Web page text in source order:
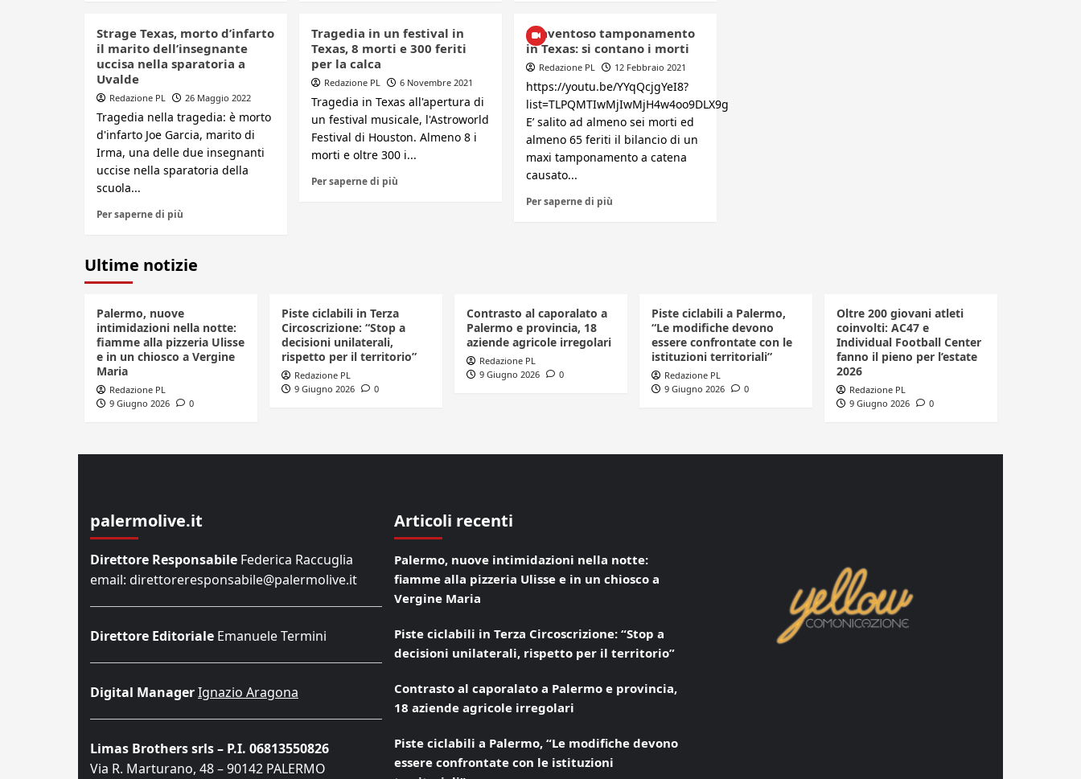
Strage Texas, morto d’infarto
il marito dell’insegnante
uccisa nella sparatoria a
Uvalde
Redazione PL 26 Maggio 2022
Tragedia nella tragedia: è morto
d'infarto Joe Garcia, marito di
Irma, una delle due insegnanti
uccise nella sparatoria della
scuola...
Per saperne di più
Tragedia in un festival in
Texas, 8 morti e 300 feriti
per la calca
Redazione PL 6 Novembre 2021
Tragedia in Texas all'apertura di
un festival musicale, l'Astroworld
Festival di Houston. Almeno 8 i
morti e oltre 300 i...
Per saperne di più
Spaventoso tamponamento
in Texas: si contano i morti
Redazione PL 12 Febbraio 2021
https://youtu.be/YYqQcjgYeI8?
list=TLPQMTIwMjIwMjH4w4oo9DLX9g
E’ salito ad almeno sei morti ed
almeno 65 feriti il bilancio di un
maxi tamponamento a catena
causato...
Per saperne di più
Ultime notizie
Palermo, nuove
intimidazioni nella notte:
fiamme alla pizzeria Ulisse
e in un chiosco a Vergine
Maria
Redazione PL
9 Giugno 2026
0
Piste ciclabili in Terza
Circoscrizione: “Stop a
decisioni unilaterali,
rispetto per il territorio”
Redazione PL
9 Giugno 2026
0
Contrasto al caporalato a
Palermo e provincia, 18
aziende agricole irregolari
Redazione PL
9 Giugno 2026
0
Piste ciclabili a Palermo,
“Le modifiche devono
essere confrontate con le
istituzioni territoriali”
Redazione PL
9 Giugno 2026
0
Oltre 200 giovani atleti
coinvolti: AC47 e
Individual Football Center
fanno il pieno per l’estate
2026
Redazione PL
9 Giugno 2026
0
palermolive.it
Direttore Responsabile Federica Raccuglia
email: direttoreresponsabile@palermolive.it
Direttore Editoriale Emanuele Termini
Digital ManagerIgnazio Aragona
Limas Brothers srls – P.I. 06813550826
Via R. Marturano, 48 – 90142 PALERMO
Articoli recenti
Palermo, nuove intimidazioni nella notte:
fiamme alla pizzeria Ulisse e in un chiosco a
Vergine Maria
Piste ciclabili in Terza Circoscrizione: “Stop a
decisioni unilaterali, rispetto per il territorio”
Contrasto al caporalato a Palermo e provincia,
18 aziende agricole irregolari
Piste ciclabili a Palermo, “Le modifiche devono
essere confrontate con le istituzioni